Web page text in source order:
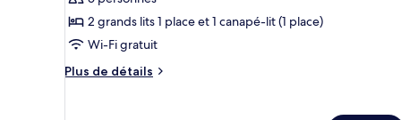
chambre :
Chambre
Supérieure
2 grands lits 1 place et 1 canapé-lit (1 place)
Wi-Fi gratuit
Plus de détails
Plus